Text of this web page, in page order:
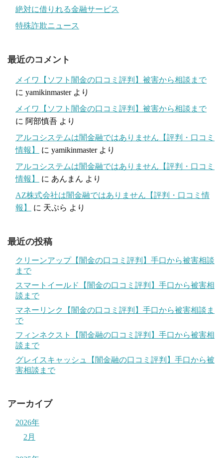
絶対に借りれる金融サービス
特殊詐欺ニュース
最近のコメント
メイワ【ソフト闇金の口コミ評判】被害から相談まで
に yamikinmasterより
メイワ【ソフト闇金の口コミ評判】被害から相談まで
に 阿部慎吾 より
アルコシステムは闇金融ではありません【評判・口コミ
情報】
に yamikinmasterより
アルコシステムは闇金融ではありません【評判・口コミ
情報】
に あんまん より
AZ株式会社は闇金融ではありません【評判・口コミ情
報】
に 天ぷら より
最近の投稿
クリーンアップ【闇金の口コミ評判】手口から被害相談
まで
スマートイールド【闇金の口コミ評判】手口から被害相
談まで
マネーリンク【闇金の口コミ評判】手口から被害相談ま
で
フィンネクスト【闇金融の口コミ評判】手口から被害相
談まで
グレイスキャッシュ【闇金融の口コミ評判】手口から被
害相談まで
アーカイブ
2026年
2月